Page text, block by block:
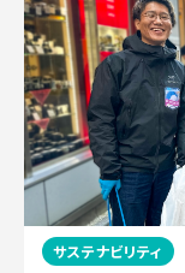
サステナビリティ